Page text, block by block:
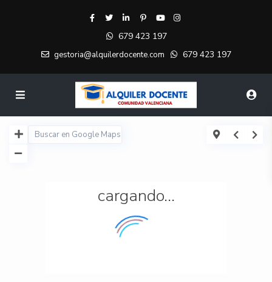
679 423 197
gestoria@alquilerdocente.com 679 423 197
cargando...